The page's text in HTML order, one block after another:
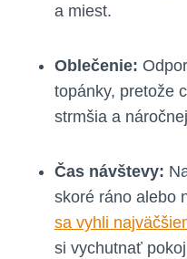
a miest.
Oblečenie:
topánky, pretože
strmšia a
Čas návštevy:
skoré ráno alebo
sa vyhli
si vychutnať